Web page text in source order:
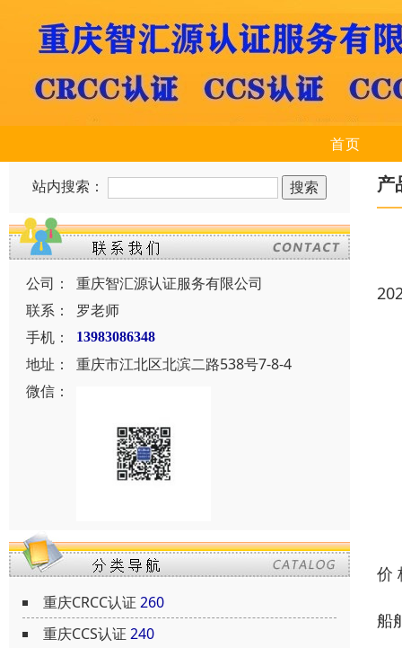
首页
站内搜索：
公司：
重庆智汇源认证服务有限公司
联系：
罗老师
手机：
13983086348
地址：
重庆市江北区北滨二路538号7-8-4
微信：
重庆CRCC认证 260
重庆CCS认证 240
产
价
船